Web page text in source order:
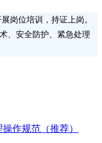
岗位培训，持证上岗。
、安全防护、紧急处理
作规范（推荐）